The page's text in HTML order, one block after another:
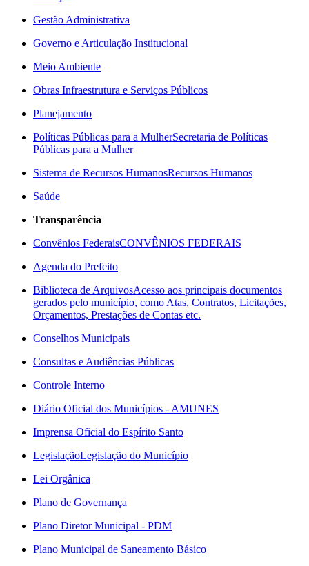
Gestão Administrativa
Governo e Articulação Institucional
Meio Ambiente
Obras Infraestrutura e Serviços Públicos
Planejamento
Políticas Públicas para a MulherSecretaria de Políticas
Públicas para a Mulher
Sistema de Recursos HumanosRecursos Humanos
Saúde
Transparência
Convênios FederaisCONVÊNIOS FEDERAIS
Agenda do Prefeito
Biblioteca de ArquivosAcesso aos principais documentos
gerados pelo município, como Atas, Contratos, Licitações,
Orçamentos, Prestações de Contas etc.
Conselhos Municipais
Consultas e Audiências Públicas
Controle Interno
Diário Oficial dos Municípios - AMUNES
Imprensa Oficial do Espírito Santo
LegislaçãoLegislação do Município
Lei Orgânica
Plano de Governança
Plano Diretor Municipal - PDM
Plano Municipal de Saneamento Básico